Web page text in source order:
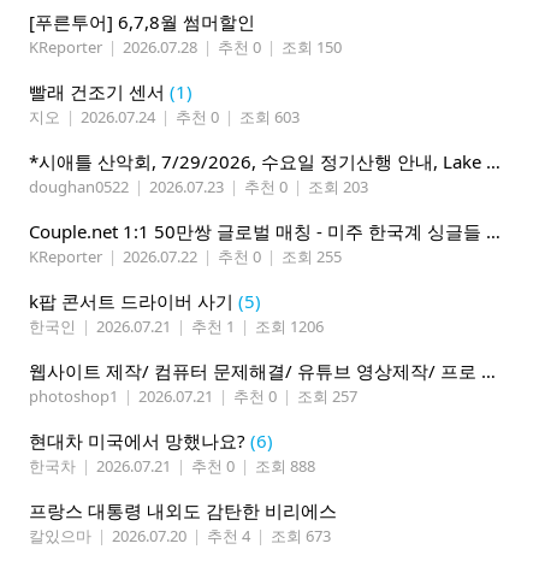
[푸른투어] 6,7,8월 썸머할인
KReporter | 2026.07.28 | 추천 0 | 조회 150
빨래 건조기 센서 (1)
지오 | 2026.07.24 | 추천 0 | 조회 603
*시애틀 산악회, 7/29/2026, 수요일 정기산행 안내, Lake 22*
doughan0522 | 2026.07.23 | 추천 0 | 조회 203
Couple.net 1:1 50만쌍 글로벌 매칭 - 미주 한국계 싱글들 모이세요
KReporter | 2026.07.22 | 추천 0 | 조회 255
k팝 콘서트 드라이버 사기 (5)
한국인 | 2026.07.21 | 추천 1 | 조회 1206
웹사이트 제작/ 컴퓨터 문제해결/ 유튜브 영상제작/ 프로 사진촬영
photoshop1 | 2026.07.21 | 추천 0 | 조회 257
현대차 미국에서 망했나요? (6)
한국차 | 2026.07.21 | 추천 0 | 조회 888
프랑스 대통령 내외도 감탄한 비리에스
칼있으마 | 2026.07.20 | 추천 4 | 조회 673